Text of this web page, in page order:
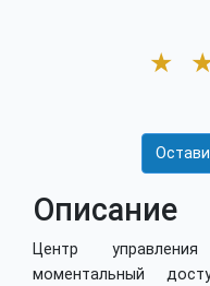
★
Описание
Центр
моментальный